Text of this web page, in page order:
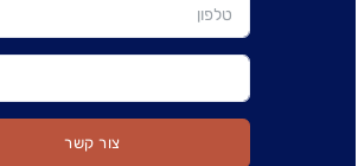
צור קשר